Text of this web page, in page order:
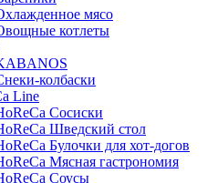
мясо
котлеты
колбаски
Line
Сосиски
Шведский стол
Булочки для хот-догов
Мясная гастрономия
Соусы